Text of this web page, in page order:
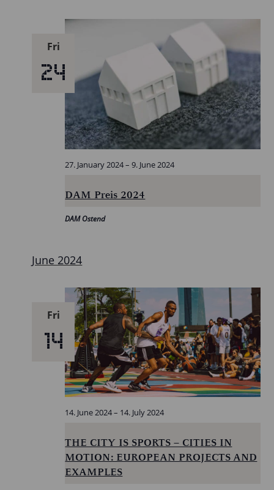
Fri
24
DAM Preis 2024
27. January 2024–9. June 2024
DAM Ostend
June 2024
Fri
14
THE CITY IS SPORTS – CITIES IN
MOTION: EUROPEAN PROJECTS AND
EXAMPLES
14. June 2024– 14. July 2024